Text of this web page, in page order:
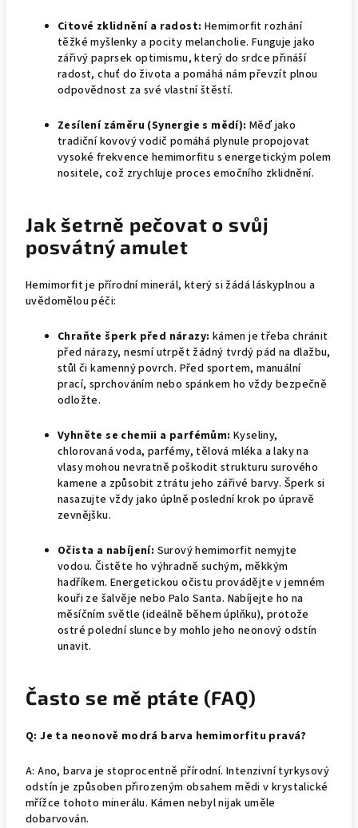
Citové zklidnění a radost: Hemimorfit rozhání
těžké myšlenky a pocity melancholie. Funguje jako
zářivý paprsek optimismu, který do srdce přináší
radost, chuť do života a pomáhá nám převzít plnou
odpovědnost za své vlastní štěstí.
Zesílení záměru (Synergie s mědí): Měď jako
tradiční kovový vodič pomáhá plynule propojovat
vysoké frekvence hemimorfitu s energetickým polem
nositele, což zrychluje proces emočního zklidnění.
Jak šetrně pečovat o svůj
posvátný amulet
Hemimorfit je přírodní minerál, který si žádá láskyplnou a
uvědomělou péči:
Chraňte šperk před nárazy: kámen je třeba chránit
před nárazy, nesmí utrpět žádný tvrdý pád na dlažbu,
stůl či kamenný povrch. Před sportem, manuální
prací, sprchováním nebo spánkem ho vždy bezpečně
odložte.
Vyhněte se chemii a parfémům: Kyseliny,
chlorovaná voda, parfémy, tělová mléka a laky na
vlasy mohou nevratně poškodit strukturu surového
kamene a způsobit ztrátu jeho zářivé barvy. Šperk si
nasazujte vždy jako úplně poslední krok po úpravě
zevnějšku.
Očista a nabíjení: Surový hemimorfit nemyjte
vodou. Čistěte ho výhradně suchým, měkkým
hadříkem. Energetickou očistu provádějte v jemném
kouři ze šalvěje nebo Palo Santa. Nabíjejte ho na
měsíčním světle (ideálně během úplňku), protože
ostré polední slunce by mohlo jeho neonový odstín
unavit.
Často se mě ptáte (FAQ)
Q: Je ta neonově modrá barva hemimorfitu pravá?
A: Ano, barva je stoprocentně přírodní. Intenzivní tyrkysový
odstín je způsoben přirozeným obsahem mědi v krystalické
mřížce tohoto minerálu. Kámen nebyl nijak uměle
dobarvován.